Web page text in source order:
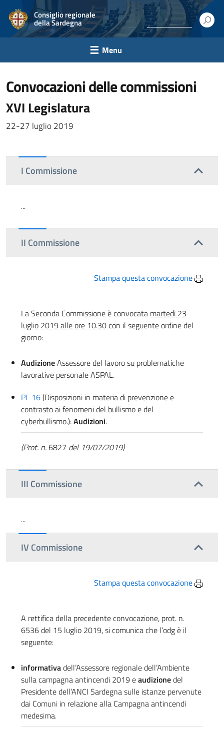
Consiglio regionale
della Sardegna
Menu
convocazioni delle commissioni
XVI Legislatura
22-27 luglio 2019
I Commissione
...
II Commissione
Stampa questa convocazione
La Seconda Commissione è convocata martedì 23
luglio 2019 alle ore 10.30con il seguente ordine del
giorno:
AudizioneAssessore del lavoro su problematiche
lavorative personale ASPAL.
PL 16(Disposizioni in materia di prevenzione e
contrasto ai fenomeni del bullismo e del
cyberbullismo.):Audizioni.
(Prot. n.6827 del 19/07/2019)
III Commissione
...
IV Commissione
Stampa questa convocazione
A rettifica della precedente convocazione, prot. n.
6536 del 15 luglio 2019, si comunica che l’odg è il
seguente:
informativadell’Assessore regionale dell’Ambiente
sulla campagna antincendi 2019 eaudizionedel
Presidente dell’ANCI Sardegna sulle istanze pervenute
dai Comuni in relazione alla Campagna antincendi
medesima.